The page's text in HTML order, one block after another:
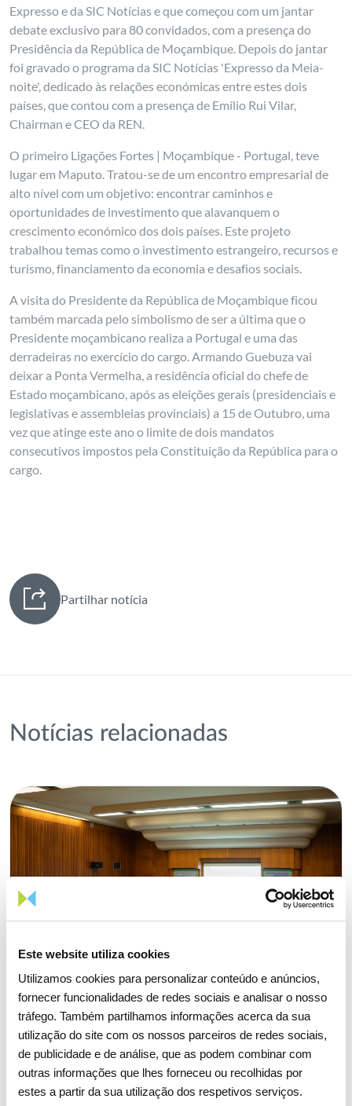
Este website utiliza cookies
Utilizamos cookies para personalizar conteúdo e anúncios,
fornecer funcionalidades de redes sociais e analisar o nosso
tráfego. Também partilhamos informações acerca da sua
utilização do site com os nossos parceiros de redes sociais,
de publicidade e de análise, que as podem combinar com
outras informações que lhes forneceu ou recolhidas por
estes a partir da sua utilização dos respetivos serviços.
Expresso e da SIC Notícias e que começou com um jantar
debate exclusivo para 80 convidados, com a presença do
Presidência da República de Moçambique. Depois do jantar
foi gravado o programa da SIC Notícias 'Expresso da Meia-
noite', dedicado às relações económicas entre estes dois
países, que contou com a presença de Emílio Rui Vilar,
Chairman e CEO da REN.
O primeiro Ligações Fortes | Moçambique - Portugal, teve
lugar em Maputo. Tratou-se de um encontro empresarial de
alto nível com um objetivo: encontrar caminhos e
oportunidades de investimento que alavanquem o
crescimento económico dos dois países. Este projeto
trabalhou temas como o investimento estrangeiro, recursos e
turismo, financiamento da economia e desafios sociais.
A visita do Presidente da República de Moçambique ficou
também marcada pelo simbolismo de ser a última que o
Presidente moçambicano realiza a Portugal e uma das
derradeiras no exercício do cargo. Armando Guebuza vai
deixar a Ponta Vermelha, a residência oficial do chefe de
Estado moçambicano, após as eleições gerais (presidenciais e
legislativas e assembleias provinciais) a 15 de Outubro, uma
vez que atinge este ano o limite de dois mandatos
consecutivos impostos pela Constituição da República para o
cargo.
Partilhar notícia
Notícias relacionadas
15 ABRIL 2026